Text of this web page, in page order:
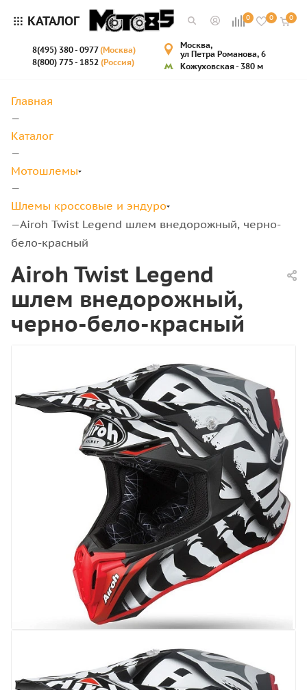
КАТАЛОГ 0 0 0
8(495) 380 - 0977(Москва)
8(800) 775 - 1852 (Россия)
Москва,
ул Петра Романова, 6
Кожуховская - 380 м
Главная
—
Каталог
—
Мотошлемы
—
Шлемы кроссовые и эндуро
—Airoh Twist Legend шлем внедорожный, черно-
бело-красный
Airoh Twist Legend
шлем внедорожный,
черно-бело-красный